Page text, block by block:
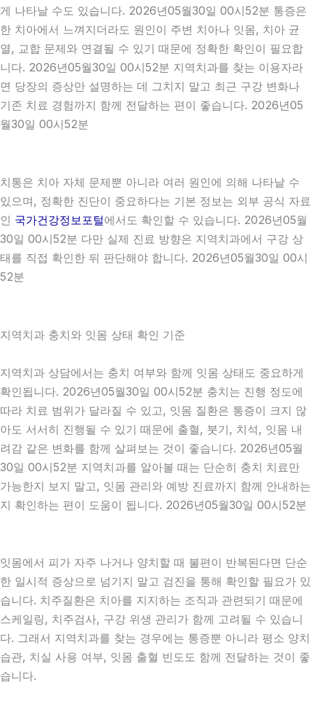
게 나타날 수도 있습니다. 2026년05월30일 00시52분 통증은
한 치아에서 느껴지더라도 원인이 주변 치아나 잇몸, 치아 균
열, 교합 문제와 연결될 수 있기 때문에 정확한 확인이 필요합
니다. 2026년05월30일 00시52분 지역치과를 찾는 이용자라
면 당장의 증상만 설명하는 데 그치지 말고 최근 구강 변화나
기존 치료 경험까지 함께 전달하는 편이 좋습니다. 2026년05
월30일 00시52분
치통은 치아 자체 문제뿐 아니라 여러 원인에 의해 나타날 수
있으며, 정확한 진단이 중요하다는 기본 정보는 외부 공식 자료
인 국가건강정보포털에서도 확인할 수 있습니다. 2026년05월
30일 00시52분 다만 실제 진료 방향은 지역치과에서 구강 상
태를 직접 확인한 뒤 판단해야 합니다. 2026년05월30일 00시
52분
지역치과 충치와 잇몸 상태 확인 기준
지역치과 상담에서는 충치 여부와 함께 잇몸 상태도 중요하게
확인됩니다. 2026년05월30일 00시52분 충치는 진행 정도에
따라 치료 범위가 달라질 수 있고, 잇몸 질환은 통증이 크지 않
아도 서서히 진행될 수 있기 때문에 출혈, 붓기, 치석, 잇몸 내
려감 같은 변화를 함께 살펴보는 것이 좋습니다. 2026년05월
30일 00시52분 지역치과를 알아볼 때는 단순히 충치 치료만
가능한지 보지 말고, 잇몸 관리와 예방 진료까지 함께 안내하는
지 확인하는 편이 도움이 됩니다. 2026년05월30일 00시52분
잇몸에서 피가 자주 나거나 양치할 때 불편이 반복된다면 단순
한 일시적 증상으로 넘기지 말고 검진을 통해 확인할 필요가 있
습니다. 치주질환은 치아를 지지하는 조직과 관련되기 때문에
스케일링, 치주검사, 구강 위생 관리가 함께 고려될 수 있습니
다. 그래서 지역치과를 찾는 경우에는 통증뿐 아니라 평소 양치
습관, 치실 사용 여부, 잇몸 출혈 빈도도 함께 전달하는 것이 좋
습니다.